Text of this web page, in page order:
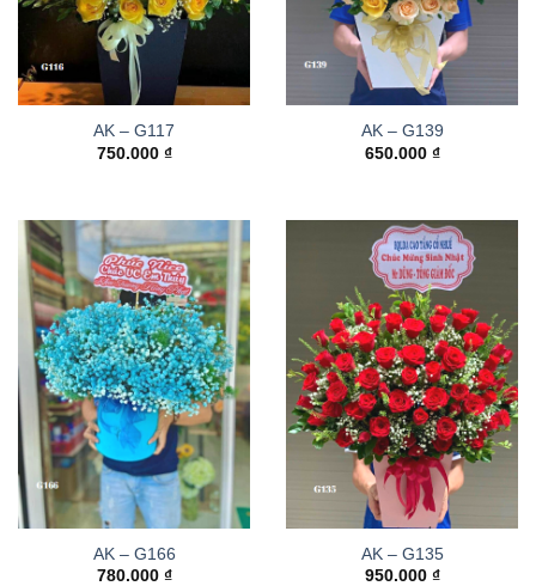
AK – G117
750.000 ₫
AK – G139
650.000 ₫
AK – G166
780.000 ₫
AK – G135
950.000 ₫